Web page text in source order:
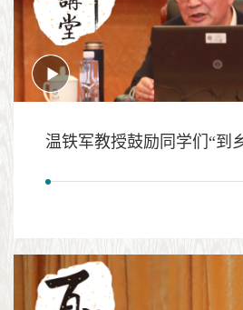
温铁军教授鼓励同学们“到